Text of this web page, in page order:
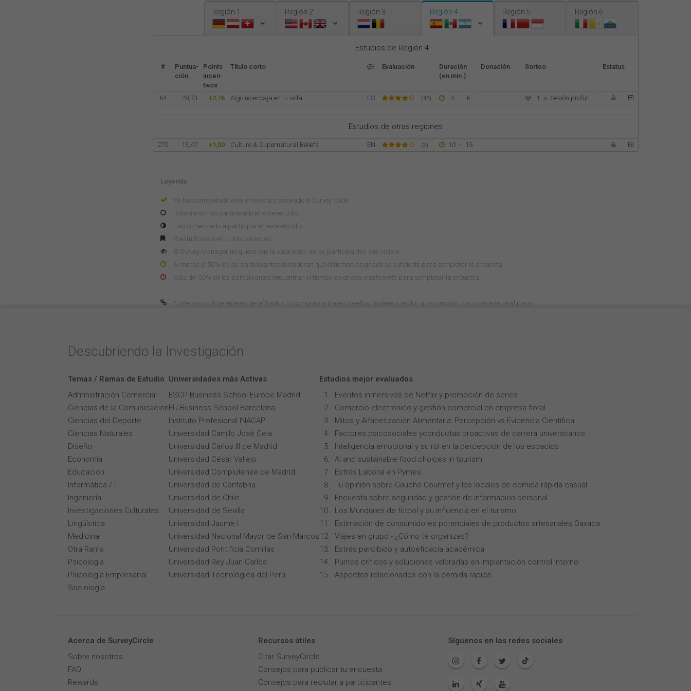
Región 1 Región 2 Región 3 Región 4 Región 5 Región 6
Estudios de Región 4
#
Puntua-
ción
Points
incen-
tivos
Título corto Evaluación
Duración
(en min.)
Donación Sorteo Estatus
64 28,73 +2,76 Algo no encaja en tu vida ES (43) 4 - 6 1 × Sesión profunda autoconocimiento
Estudios de otras regiones
270 13,47 +1,00 Culture & Supernatural Beliefs EN (2) 10 - 15
Leyenda
Ya has completado esta encuesta y canjeado el Survey Code
Todavía no has participado en este estudio
Has comenzado a participar en este estudio
El estudio está en tu bloc de notas
El Survey Manager no quiere que la valoración de los participantes sea visible
Al menos el 50% de los participantes consideran que el tiempo asignado es suficiente para completar la encuesta
Más del 50% de los participantes encuentran el tiempo asignado insuficiente para completar la encuesta
* Este sitio incluye enlaces de afiliados. Si compras a través de ellos, podemos recibir una comisión, sin coste adicional para ti.
Descubriendo la Investigación
Temas / Ramas de Estudio
Administración Comercial
Ciencias de la Comunicación
Ciencias del Deporte
Ciencias Naturales
Diseño
Economía
Educación
Informática / IT
Ingeniería
Investigaciones Culturales
Lingüística
Medicina
Otra Rama
Psicología
Psicología Empresarial
Sociología
Universidades más Activas
ESCP Business School Europe Madrid
EU Business School Barcelona
Instituto Profesional INACAP
Universidad Camilo José Cela
Universidad Carlos III de Madrid
Universidad César Vallejo
Universidad Complutense de Madrid
Universidad de Cantabria
Universidad de Chile
Universidad de Sevilla
Universidad Jaume I
Universidad Nacional Mayor de San Marcos
Universidad Pontificia Comillas
Universidad Rey Juan Carlos
Universidad Tecnológica del Perú
Estudios mejor evaluados
Eventos inmersivos de Netflix y promoción de series
Comercio electrónico y gestión comercial en empresa floral
Mitos y Alfabetización Alimentaria: Percepción vs Evidencia Científica
Factores psicosociales yconductas proactivas de carrera universitarios
Inteligencia emocional y su rol en la percepción de los espacios
AI and sustainable food choices in tourism
Estrés Laboral en Pymes
Tu opinión sobre Gaucho Gourmet y los locales de comida rápida casual
Encuesta sobre seguridad y gestión de informacion personal
Los Mundiales de fútbol y su influencia en el turismo
Estimación de consumidores potenciales de productos artesanales Oaxaca
Viajes en grupo - ¿Cómo te organizas?
Estrés percibido y autoeficacia académica
Puntos críticos y soluciones valoradas en implantación control interno
Aspectos relacionados con la comida rapida
Acerca de SurveyCircle
Sobre nosotros
FAQ
Rewards
Recursos útiles
Citar SurveyCircle
Consejos para publicar tu encuesta
Consejos para reclutar a participantes
Síguenos en las redes sociales
Nederlands